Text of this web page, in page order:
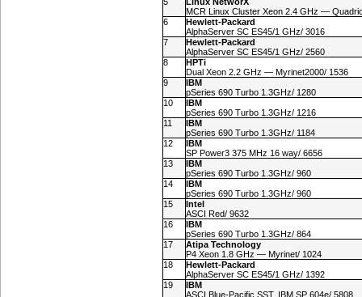
MCR Linux Cluster Xeon 2.4 GHz —
6
Hewlett-Packard
AlphaServer SC ES45/1 GHz/ 3016
7
Hewlett-Packard
AlphaServer SC ES45/1 GHz/ 2560
8
HPTi
Dual Xeon 2.2 GHz — Myrinet2000/ 1536
9
IBM
pSeries 690 Turbo 1.3GHz/ 1280
10
IBM
pSeries 690 Turbo 1.3GHz/ 1216
11
IBM
pSeries 690 Turbo 1.3GHz/ 1184
12
IBM
SP Power3 375 MHz 16 way/ 6656
13
IBM
pSeries 690 Turbo 1.3GHz/ 960
14
IBM
pSeries 690 Turbo 1.3GHz/ 960
15
Intel
ASCI Red/ 9632
16
IBM
pSeries 690 Turbo 1.3GHz/ 864
17
Atipa Technology
P4 Xeon 1.8 GHz — Myrinet/ 1024
18
Hewlett-Packard
AlphaServer SC ES45/1 GHz/ 1392
19
IBM
ASCI Blue-Pacific SST, IBM SP 604e/ 5808